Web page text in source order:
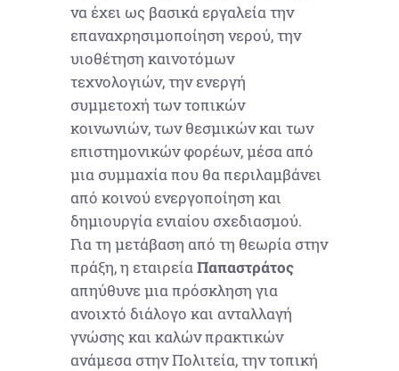
να έχει ως βασικά εργαλεία την
επαναχρησιμοποίηση νερού, την
υιοθέτηση καινοτόμων
τεχνολογιών, την ενεργή
συμμετοχή των τοπικών
κοινωνιών, των θεσμικών και των
επιστημονικών φορέων, μέσα από
μια συμμαχία που θα περιλαμβάνει
από κοινού ενεργοποίηση και
δημιουργία ενιαίου σχεδιασμού.
Για τη μετάβαση από τη θεωρία στην
πράξη, η εταιρεία Παπαστράτος
απηύθυνε μια πρόσκληση για
ανοιχτό διάλογο και ανταλλαγή
γνώσης και καλών πρακτικών
ανάμεσα στην Πολιτεία, την τοπική